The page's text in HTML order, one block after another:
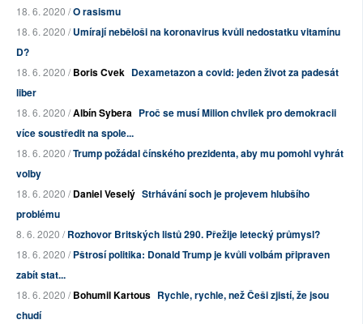
18. 6. 2020 /O rasismu
18. 6. 2020 /Umírají neběloši na koronavirus kvůli nedostatku vitamínu
D?
18. 6. 2020 /Boris Cvek Dexametazon a covid: jeden život za padesát
liber
18. 6. 2020 /Albín Sybera Proč se musí Milion chvilek pro demokracii
více soustředit na spole...
18. 6. 2020 /Trump požádal čínského prezidenta, aby mu pomohl vyhrát
volby
18. 6. 2020 /Daniel Veselý Strhávání soch je projevem hlubšího
problému
8. 6. 2020 /Rozhovor Britských listů 290. Přežije letecký průmysl?
18. 6. 2020 /Pštrosí politika: Donald Trump je kvůli volbám připraven
zabít stat...
18. 6. 2020 /Bohumil Kartous Rychle, rychle, než Češi zjistí, že jsou
chudí